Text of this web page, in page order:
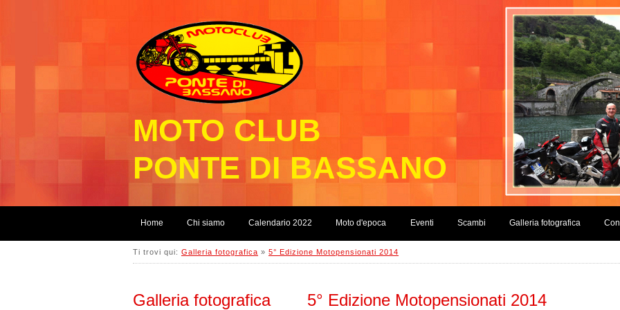
MOTO CLUB
PONTE DI BASSANO
Home Chi siamo Calendario 2022 Moto d'epoca Eventi Scambi Galleria fotografica
Ti trovi qui: Galleria fotografica » 5° Edizione Motopensionati 2014
Galleria fotografica 5° Edizione Motopensionati 2014